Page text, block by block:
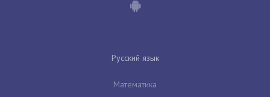
Русский язык
Математика